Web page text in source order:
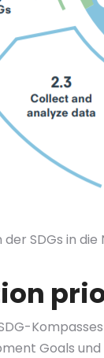
der SDGs in
Kompasses
Goals